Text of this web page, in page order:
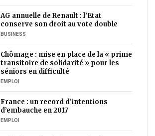
AG annuelle de Renault : l’Etat
conserve son droit au vote double
BUSINESS
Chômage : mise en place de la « prime
transitoire de solidarité » pour les
séniors en difficulté
EMPLOI
France : un record d’intentions
d’embauche en 2017
EMPLOI